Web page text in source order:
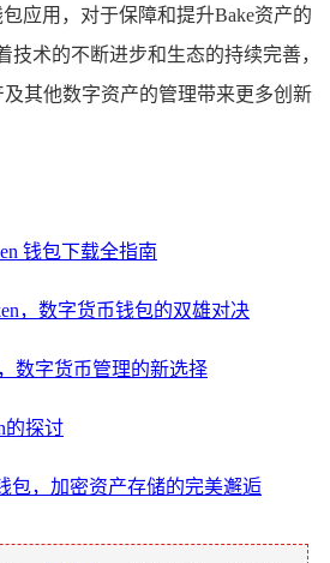
应用，对于保障和提升Bake资产的
技术的不断进步和生态的持续完善，
及其他数字资产的管理带来更多创新
钱包下载全指南
，数字货币钱包的双雄对决
数字货币管理的新选择
的探讨
包，加密资产存储的完美邂逅